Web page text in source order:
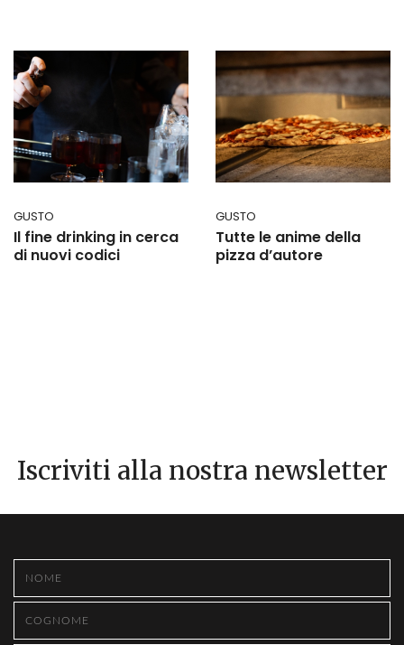
GUSTO
Il fine drinking in cerca
di nuovi codici
GUSTO
Tutte le anime della
pizza d’autore
Iscriviti alla nostra newsletter